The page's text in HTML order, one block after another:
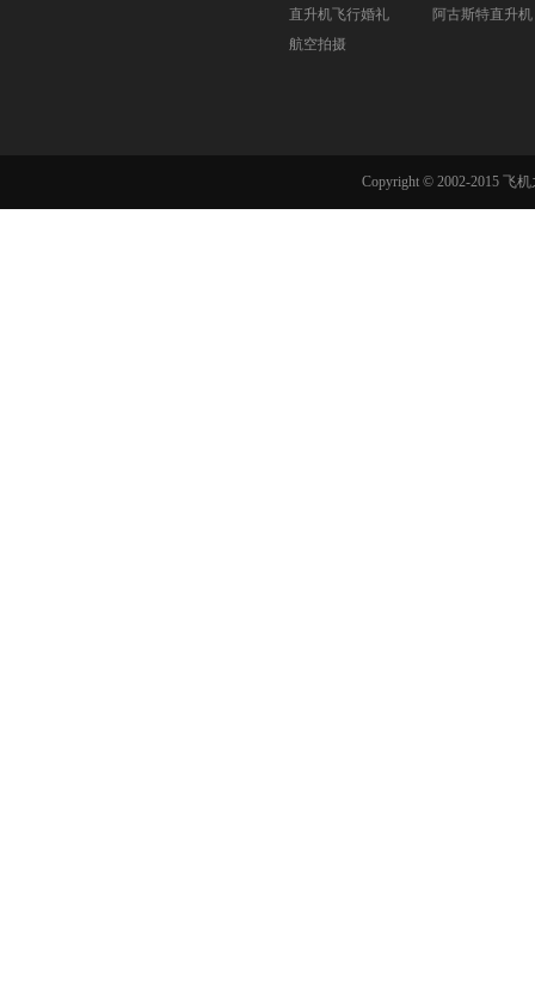
直升机飞行婚礼
航空拍摄
阿古斯特直升机
Copyright © 2002-2015 飞